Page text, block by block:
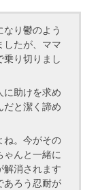
り鬱のよう
したが、ママ
乗り切りまし
に助けを求め
だと潔く諦め
ね。今がその
ゃんと一緒に
解消されます
あろう忍耐が